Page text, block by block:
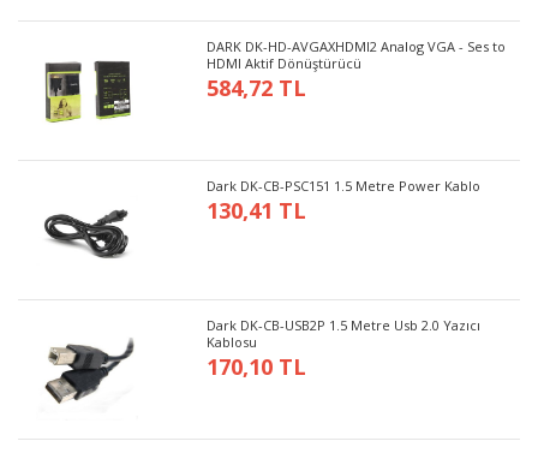
DARK DK-HD-AVGAXHDMI2 Analog VGA - Ses to
HDMI Aktif Dönüştürücü
584,72 TL
Dark DK-CB-PSC151 1.5 Metre Power Kablo
130,41 TL
Dark DK-CB-USB2P 1.5 Metre Usb 2.0 Yazıcı
Kablosu
170,10 TL